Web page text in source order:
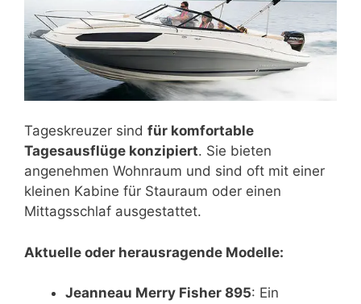
Tageskreuzer sind für komfortable
Tagesausflüge konzipiert. Sie bieten
angenehmen Wohnraum und sind oft mit einer
kleinen Kabine für Stauraum oder einen
Mittagsschlaf ausgestattet.
Aktuelle oder herausragende Modelle:
Jeanneau Merry Fisher 895: Ein